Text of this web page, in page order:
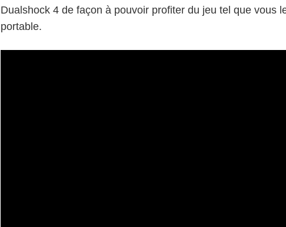
Dualshock 4 de façon à pouvoir profiter du jeu tel que vous
portable.